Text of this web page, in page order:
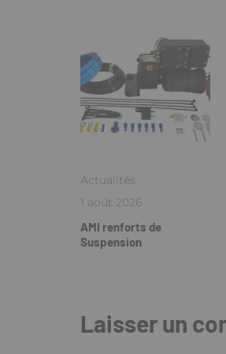
Actualités ·
1 août 2026
AMI renforts de
Suspension
Laisser un